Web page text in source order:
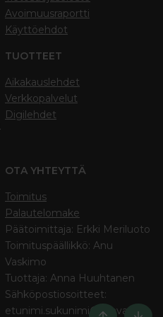
Avoimuusraportti
Käyttöehdot
TUOTTEET
Aikakauslehdet
Verkkopalvelut
Digilehdet
OTA YHTEYTTÄ
Toimitus
Palautelomake
Päätoimittaja: Erkki Meriluoto
Toimituspäällikkö: Anu
Vaskimo
Tuottaja: Anna Huuhtanen
Sähköpostiosoitteet:
etunimi.sukunimi@otava.fi